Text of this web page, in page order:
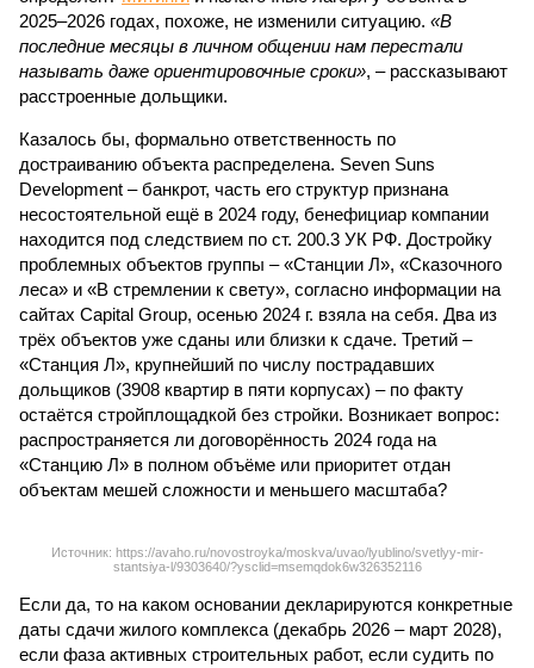
2025–2026 годах, похоже, не изменили ситуацию. «В
последние месяцы в личном общении нам перестали
называть даже ориентировочные сроки», – рассказывают
расстроенные дольщики.
Казалось бы, формально ответственность по
достраиванию объекта распределена. Seven Suns
Development – банкрот, часть его структур признана
несостоятельной ещё в 2024 году, бенефициар компании
находится под следствием по ст. 200.3 УК РФ. Достройку
проблемных объектов группы – «Станции Л», «Сказочного
леса» и «В стремлении к свету», согласно информации на
сайтах Capital Group, осенью 2024 г. взяла на себя. Два из
трёх объектов уже сданы или близки к сдаче. Третий –
«Станция Л», крупнейший по числу пострадавших
дольщиков (3908 квартир в пяти корпусах) – по факту
остаётся стройплощадкой без стройки. Возникает вопрос:
распространяется ли договорённость 2024 года на
«Станцию Л» в полном объёме или приоритет отдан
объектам мешей сложности и меньшего масштаба?
Источник: https://avaho.ru/novostroyka/moskva/uvao/lyublino/svetlyy-mir-
stantsiya-l/9303640/?ysclid=msemqdok6w326352116
Если да, то на каком основании декларируются конкретные
даты сдачи жилого комплекса (декабрь 2026 – март 2028),
если фаза активных строительных работ, если судить по